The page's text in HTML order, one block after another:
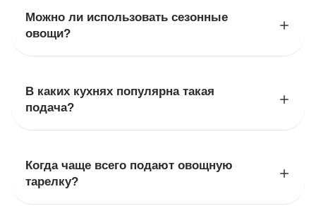
Можно ли использовать сезонные
овощи?
В каких кухнях популярна такая
подача?
Когда чаще всего подают овощную
тарелку?